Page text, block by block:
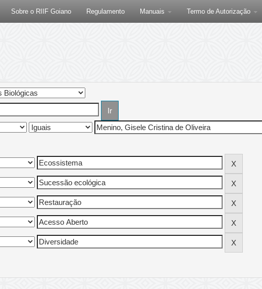
Sobre o RIIF Goiano Regulamento Manuais Termo de Autorização